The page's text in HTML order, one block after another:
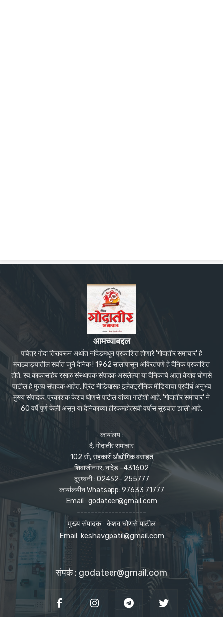
आमच्याबद्दल
पवित्र गोदा तिरावरून अर्थात नांदेडमधून प्रकाशित होणारे 'गोदातीर समाचार' हे
मराठवाड्यातील सर्वात जुने दैनिक ! 1962 सालापासून अविरतपणे हे दैनिक प्रकाशित
होते. स्व.काकासाहेब रसाळ संस्थापक संपादक असलेल्या या दैनिकाचे आता केशव घोणसे
पाटील हे मुख्य संपादक आहेत. प्रिंट मीडियासह इलेक्ट्रॉनिक मीडियाचा प्रदीर्घ अनुभव
मुख्य संपादक, प्रकाशक केशव घोणसे पाटील यांच्या गाठीशी आहे. 'गोदातीर समाचार' ने
60 वर्षे पूर्ण केली असून या दैनिकाच्या हीरकमहोत्सवी वर्षास सुरुवात झाली आहे.
कार्यालय :
दै. गोदातीर समाचार
102 सी, सहकारी औद्योगिक वसाहत
शिवाजीनगर, नांदेड -431602
दूरध्वनी : 02462- 255777
कार्यालयीन Whatsapp: 97633 71777
Email : godateer@gmail.com
--------------------
मुख्य संपादक : केशव घोणसे पाटील
Email: keshavgpatil@gmail.com
संपर्क : godateer@gmail.com